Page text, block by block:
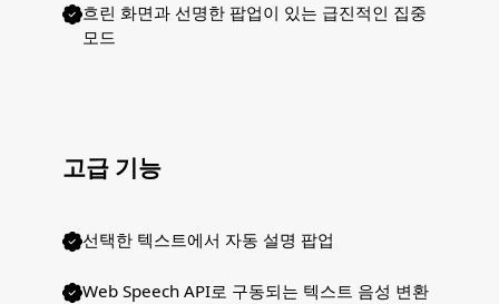
흐린 화면과 선명한 팝업이 있는 급진적인 집중
모드
고급 기능
선택한 텍스트에서 자동 설명 팝업
Web Speech API로 구동되는 텍스트 음성 변환